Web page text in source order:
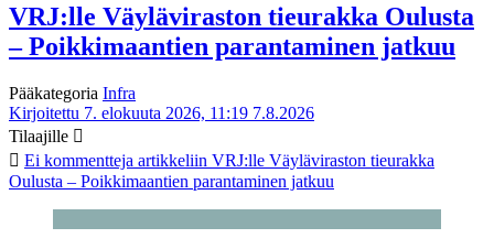
VRJ:lle Väyläviraston tieurakka Oulusta
– Poikkimaantien parantaminen jatkuu
Pääkategoria Infra
Kirjoitettu 7. elokuuta 2026, 11:19 7.8.2026
Tilaajille
Ei kommentteja artikkeliin VRJ:lle Väyläviraston tieurakka
Oulusta – Poikkimaantien parantaminen jatkuu